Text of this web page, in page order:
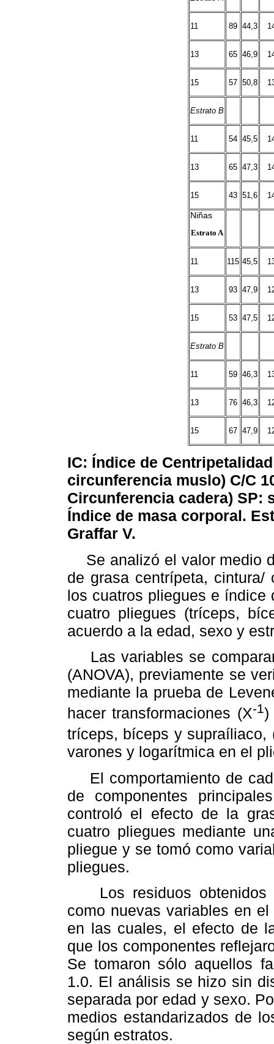
11 89 44,3
13 65 46,9
15 57 50,8
Estrato B
11 54 45,5
13 65 47,3
15 43 51,6
Niñas
Estrato A
11 115 45,5
13 93 47,9
15 53 47,5
Estrato B
11 59 46,3
13 76 46,3
15 67 47,9
IC: Índice de
circunferencia muslo) C/C
Circunferencia cadera) SP:
Índice de masa corporal.
Graffar V.
Se analizó el valor medio
de grasa centrípeta, cintura/
los cuatros pliegues e índice
cuatro pliegues (tríceps,
acuerdo a la edad, sexo y
Las variables se
(ANOVA), previamente se
mediante la prueba de
hacer transformaciones (X-1)
tríceps, bíceps y supraíliaco,
varones y logarítmica en el
El comportamiento de
de componentes
controló el efecto de la
cuatro pliegues mediante
pliegue y se tomó como
pliegues.
Los residuos obtenidos
como nuevas variables en
en las cuales, el efecto de
que los componentes
Se tomaron sólo aquellos
1.0. El análisis se hizo sin
separada por edad y sexo.
medios estandarizados de
según estratos.